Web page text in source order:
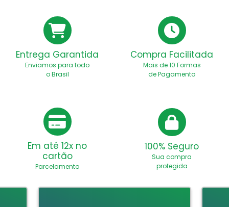
Entrega Garantida
Enviamos para todo
o Brasil
Compra Facilitada
Mais de 10 Formas
de Pagamento
Em até 12x no
cartão
Parcelamento
100% Seguro
Sua compra
protegida